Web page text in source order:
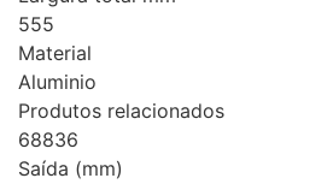
555
Material
Aluminio
Produtos relacionados
68836
Saída (mm)